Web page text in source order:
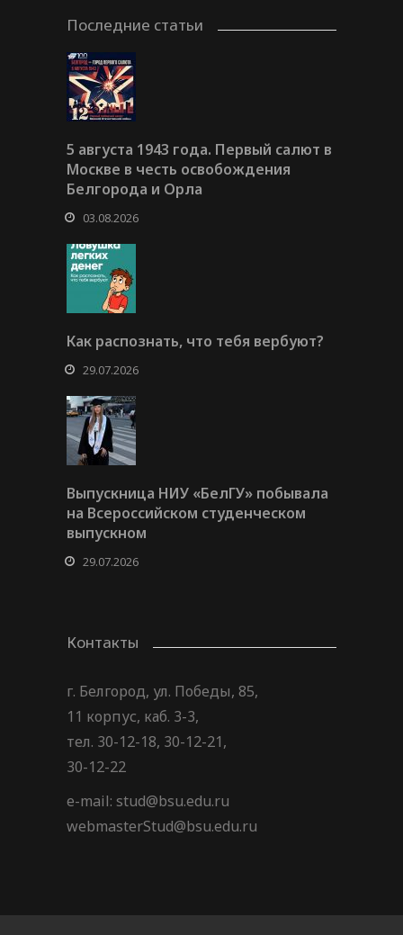
Последние статьи
5 августа 1943 года. Первый салют в
Москве в честь освобождения
Белгорода и Орла
03.08.2026
Как распознать, что тебя вербуют?
29.07.2026
Выпускница НИУ «БелГУ» побывала
на Всероссийском студенческом
выпускном
29.07.2026
Контакты
г. Белгород, ул. Победы, 85,
11 корпус, каб. 3-3,
тел. 30-12-18, 30-12-21,
30-12-22
e-mail: stud@bsu.edu.ru
webmasterStud@bsu.edu.ru